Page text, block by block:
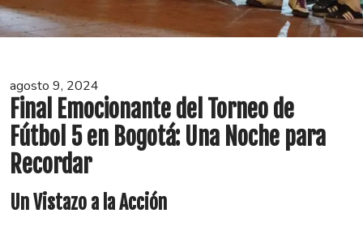
agosto 9, 2024
Final Emocionante del Torneo de
Fútbol 5 en Bogotá: Una Noche para
Recordar
Un Vistazo a la Acción